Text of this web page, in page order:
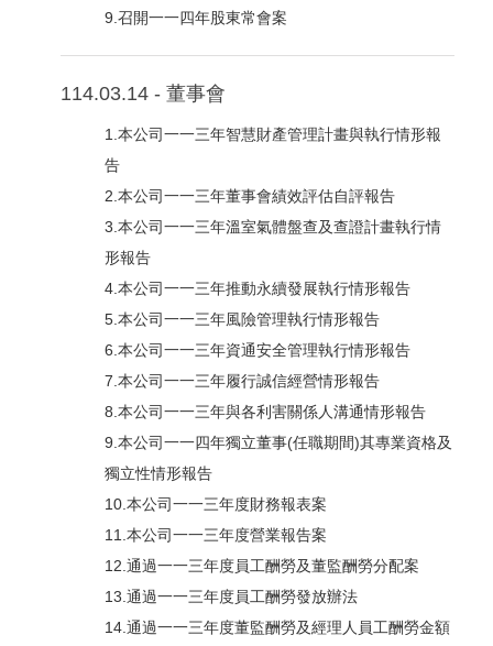
9.召開一一四年股東常會案
114.03.14 - 董事會
1.本公司一一三年智慧財產管理計畫與執行情形報
告
2.本公司一一三年董事會績效評估自評報告
3.本公司一一三年溫室氣體盤查及查證計畫執行情
形報告
4.本公司一一三年推動永續發展執行情形報告
5.本公司一一三年風險管理執行情形報告
6.本公司一一三年資通安全管理執行情形報告
7.本公司一一三年履行誠信經營情形報告
8.本公司一一三年與各利害關係人溝通情形報告
9.本公司一一四年獨立董事(任職期間)其專業資格及
獨立性情形報告
10.本公司一一三年度財務報表案
11.本公司一一三年度營業報告案
12.通過一一三年度員工酬勞及董監酬勞分配案
13.通過一一三年度員工酬勞發放辦法
14.通過一一三年度董監酬勞及經理人員工酬勞金額